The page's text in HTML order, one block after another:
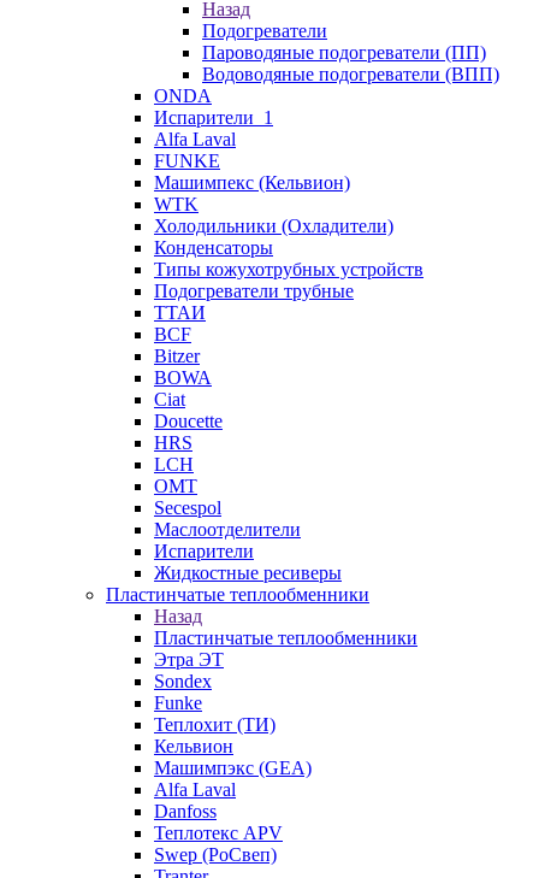
Назад
Подогреватели
Пароводяные подогреватели (ПП)
Водоводяные подогреватели (ВПП)
ONDA
Испарители_1
Alfa Laval
FUNKE
Машимпекс (Кельвион)
WTK
Холодильники (Охладители)
Конденсаторы
Типы кожухотрубных устройств
Подогреватели трубные
ТТАИ
BCF
Bitzer
BOWA
Ciat
Doucette
HRS
LCH
OMT
Secespol
Маслоотделители
Испарители
Жидкостные ресиверы
Пластинчатые теплообменники
Назад
Пластинчатые теплообменники
Этра ЭТ
Sondex
Funke
Теплохит (ТИ)
Кельвион
Машимпэкс (GEA)
Alfa Laval
Danfoss
Теплотекс APV
Swep (РоСвеп)